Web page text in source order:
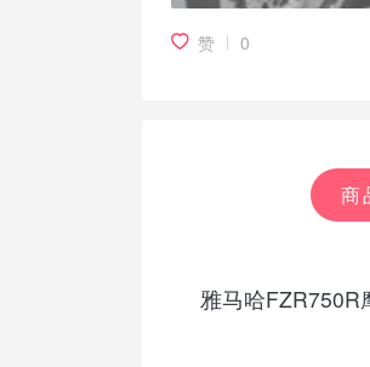
赞 0
商
雅马哈FZR750R